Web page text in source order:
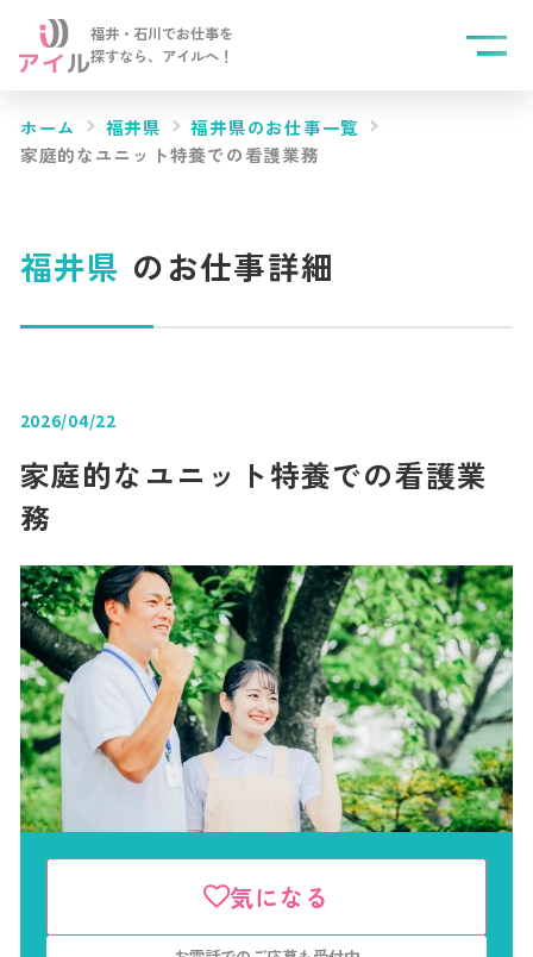
福井・石川でお仕事を
探すなら、 アイルへ！
ホーム 福井県
福井県のお仕事一覧
家庭的なユニット特養での看護業務
福井県 のお仕事詳細
2026/04/22
家庭的なユニット特養での看護業
務
気になる